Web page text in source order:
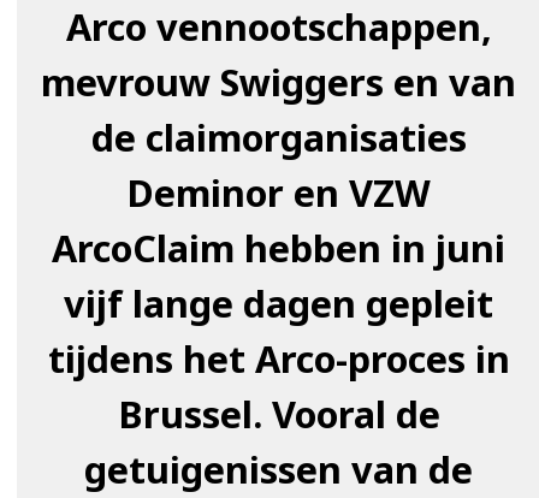
Arco vennootschappen,
mevrouw Swiggers en van
de claimorganisaties
Deminor en VZW
ArcoClaim hebben in juni
vijf lange dagen gepleit
tijdens het Arco-proces in
Brussel. Vooral de
getuigenissen van de